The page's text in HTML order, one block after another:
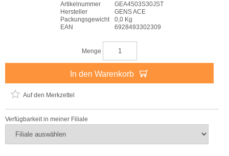
Artikelnummer
GEA4503S30JST
Hersteller
GENS ACE
Packungsgewicht
0,0 Kg
EAN
6928493302309
Menge
In den Warenkorb
Auf den Merkzettel
Verfügbarkeit in meiner Filiale